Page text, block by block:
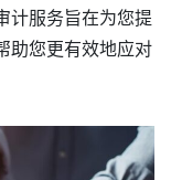
计服务旨在为您提
助您更有效地应对